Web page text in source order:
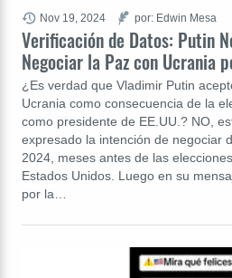
Verificación de Datos: Putin
Negociar la Paz con Ucrania
¿Es verdad que Vladimir Putin
Ucrania como consecuencia de la
como presidente de EE.UU.? NO,
expresado la intención de negociar
2024, meses antes de las
Estados Unidos. Luego en su
por la…
Nov 19, 2024 por: Edwin Mesa